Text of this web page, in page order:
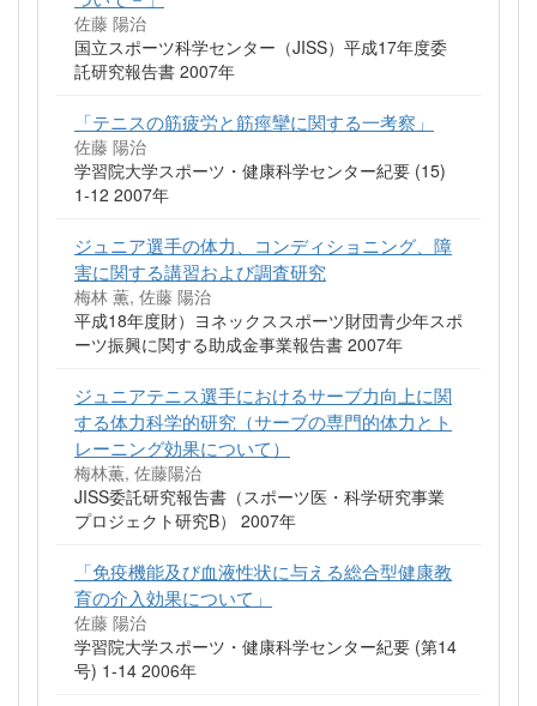
佐藤 陽治
国立スポーツ科学センター（JISS）平成17年度委
託研究報告書 2007年
「テニスの筋疲労と筋痙攣に関する一考察」
佐藤 陽治
学習院大学スポーツ・健康科学センター紀要 (15)
1-12 2007年
ジュニア選手の体力、コンディショニング、障
害に関する講習および調査研究
梅林 薫, 佐藤 陽治
平成18年度財）ヨネックススポーツ財団青少年スポ
ーツ振興に関する助成金事業報告書 2007年
ジュニアテニス選手におけるサーブ力向上に関
する体力科学的研究（サーブの専門的体力とト
レーニング効果について）
梅林薫, 佐藤陽治
JISS委託研究報告書（スポーツ医・科学研究事業
プロジェクト研究B） 2007年
「免疫機能及び血液性状に与える総合型健康教
育の介入効果について」
佐藤 陽治
学習院大学スポーツ・健康科学センター紀要 (第14
号) 1-14 2006年